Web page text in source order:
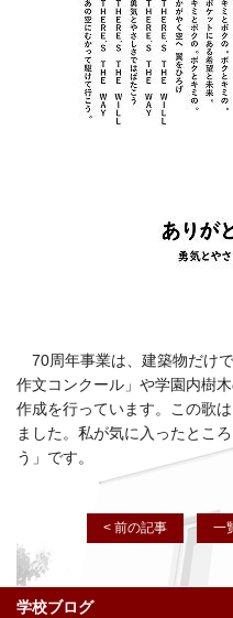
70周年事業は、建築物だけ
作文コンクール」や学園内樹
作成を行っています。この歌
ました。私が気に入ったとこ
う」です。
< 前の記事 一
学校ブログ